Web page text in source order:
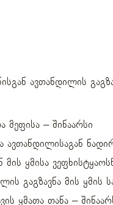
ავთანდილის
მეფისა – შინაარსი
ავთანდილისაგან
მის ყმისა
გაგზავნა მის ყმის
ყმათა თანა –